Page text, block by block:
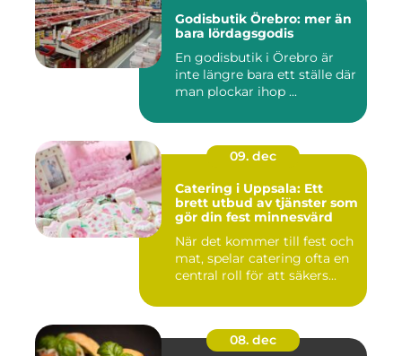
Godisbutik Örebro: mer än
bara lördagsgodis
En godisbutik i Örebro är
inte längre bara ett ställe där
man plockar ihop ...
09. dec
Catering i Uppsala: Ett
brett utbud av tjänster som
gör din fest minnesvärd
När det kommer till fest och
mat, spelar catering ofta en
central roll för att säkers...
08. dec